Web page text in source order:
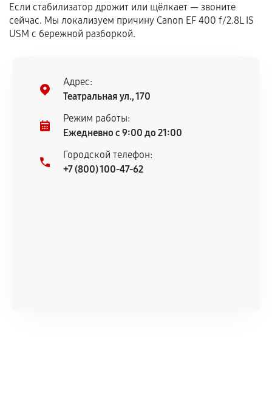
техническим параметрам и не имеют внешних
дефектов.
Установка была выполнена нашим сервисным
остается на стороне производителя или
продавца. За качество сторонних деталей
сервисный центр ответственности не несет.
Если стабилизатор дрожит или щёлкает — звоните
сейчас. Мы локализуем причину Canon EF 400 f/2.8L IS
USM с бережной разборкой.
Адрес:
Театральная ул., 170
Режим работы:
Ежедневно с 9:00 до 21:00
Городской телефон:
+7 (800) 100-47-62